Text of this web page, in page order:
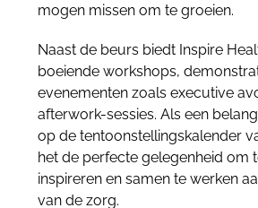
mogen missen om te groeien.
Naast de beurs biedt Inspire
boeiende workshops,
evenementen zoals executive
afterwork-sessies. Als een
op de tentoonstellingskalender
het de perfecte gelegenheid om
inspireren en samen te werken
van de zorg.